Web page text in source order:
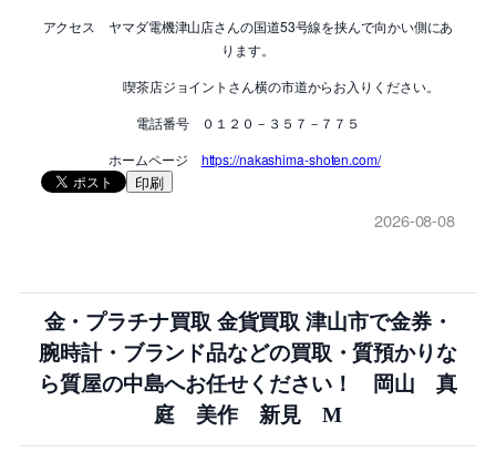
アクセス ヤマダ電機津山店さんの国道53号線を挟んで向かい側にあ
ります。
喫茶店ジョイントさん横の市道からお入りください。
電話番号 ０１２０－３５７－７７５
ホームページ https://nakashima-shoten.com/
印刷
2026-08-08
金・プラチナ買取 金貨買取 津山市で金券・
腕時計・ブランド品などの買取・質預かりな
ら質屋の中島へお任せください！ 岡山 真
庭 美作 新見 M